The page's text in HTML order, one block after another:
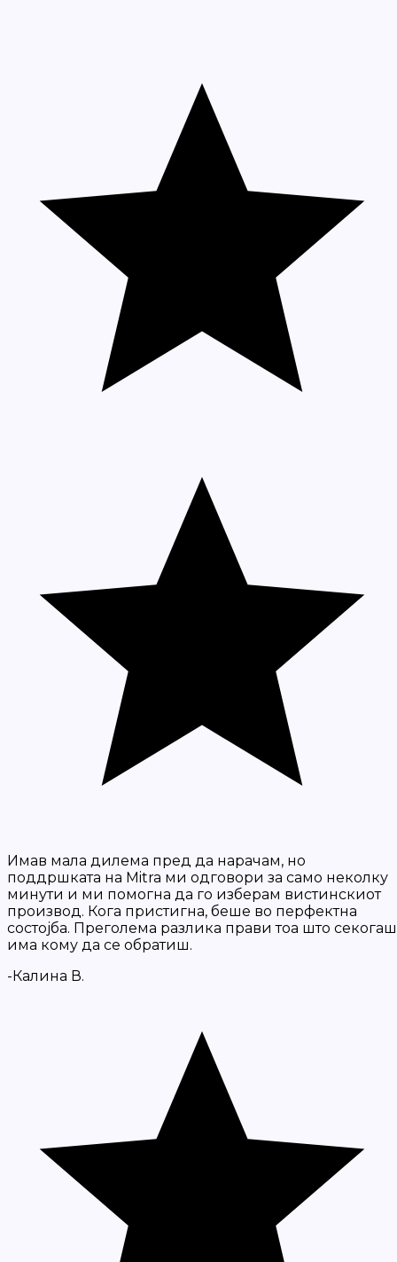
Имав мала дилема пред да нарачам, но
поддршката на Mitra ми одговори за само неколку
минути и ми помогна да го изберам вистинскиот
производ. Кога пристигна, беше во перфектна
состојба. Преголема разлика прави тоа што секогаш
има кому да се обратиш.
-Калина В.